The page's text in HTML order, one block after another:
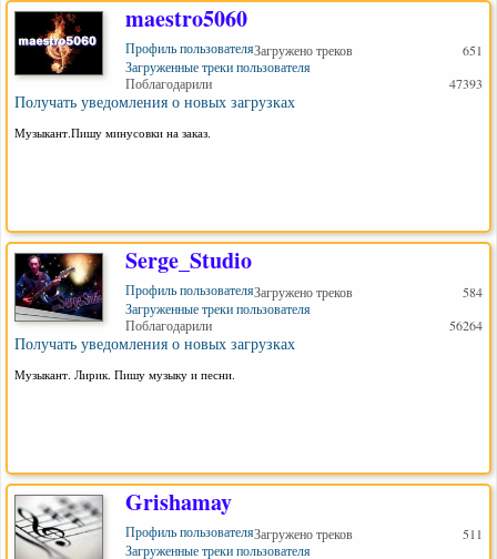
maestro5060
Профиль пользователяЗагружено треков
651
Загруженные треки пользователя
Поблагодарили
47393
Получать уведомления о новых загрузках
Музыкант.Пишу минусовки на заказ.
Serge_Studio
Профиль пользователяЗагружено треков
584
Загруженные треки пользователя
Поблагодарили
56264
Получать уведомления о новых загрузках
Музыкант. Лирик. Пишу музыку и песни.
Grishamay
Профиль пользователяЗагружено треков
511
Загруженные треки пользователя